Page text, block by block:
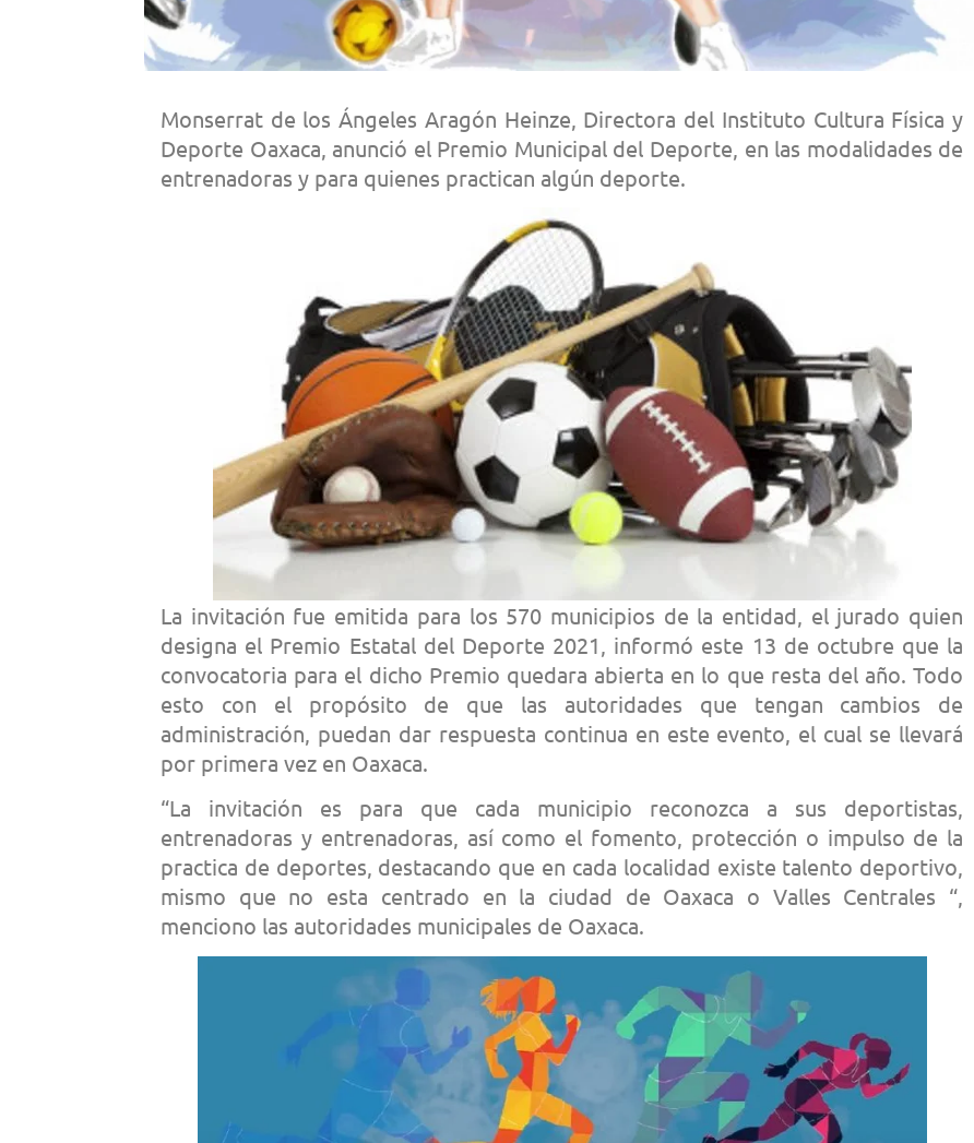
Monserrat de los Ángeles Aragón Heinze, Directora del Instituto Cultura Física y
Deporte Oaxaca, anunció el Premio Municipal del Deporte, en las modalidades de
entrenadoras y para quienes practican algún deporte.
La invitación fue emitida para los 570 municipios de la entidad, el jurado quien
designa el Premio Estatal del Deporte 2021, informó este 13 de octubre que la
convocatoria para el dicho Premio quedara abierta en lo que resta del año. Todo
esto con el propósito de que las autoridades que tengan cambios de
administración, puedan dar respuesta continua en este evento, el cual se llevará
por primera vez en Oaxaca.
“La invitación es para que cada municipio reconozca a sus deportistas,
entrenadoras y entrenadoras, así como el fomento, protección o impulso de la
practica de deportes, destacando que en cada localidad existe talento deportivo,
mismo que no esta centrado en la ciudad de Oaxaca o Valles Centrales “,
menciono las autoridades municipales de Oaxaca.